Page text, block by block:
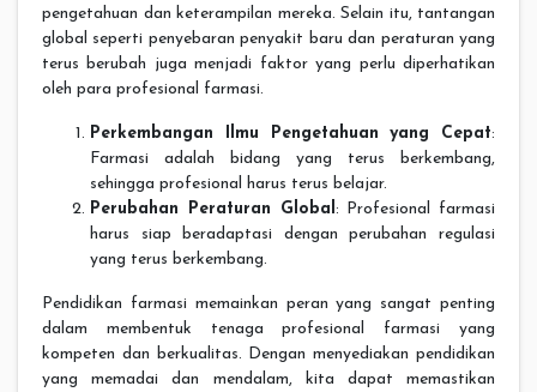
pengetahuan dan keterampilan mereka. Selain itu, tantangan
global seperti penyebaran penyakit baru dan peraturan yang
terus berubah juga menjadi faktor yang perlu diperhatikan
oleh para profesional farmasi.
Perkembangan Ilmu Pengetahuan yang Cepat:
Farmasi adalah bidang yang terus berkembang,
sehingga profesional harus terus belajar.
Perubahan Peraturan Global: Profesional farmasi
harus siap beradaptasi dengan perubahan regulasi
yang terus berkembang.
Pendidikan farmasi memainkan peran yang sangat penting
dalam membentuk tenaga profesional farmasi yang
kompeten dan berkualitas. Dengan menyediakan pendidikan
yang memadai dan mendalam, kita dapat memastikan